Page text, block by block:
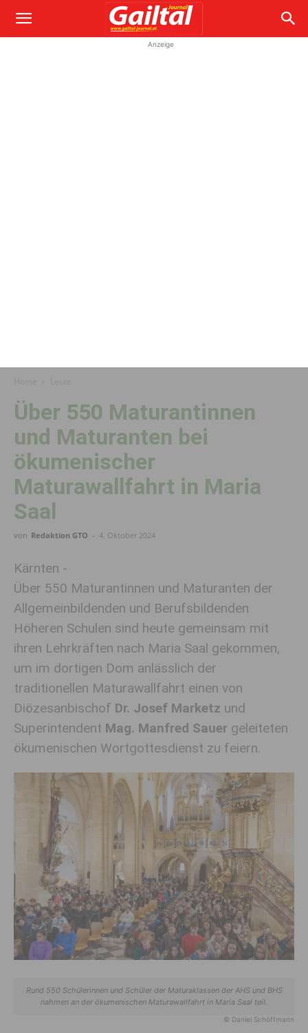
Anzeige
Über 550 Maturantinnen
und Maturanten bei
ökumenischer
Maturawallfahrt in Maria
Saal
von Redaktion GTO - 4. Oktober 2024
Kärnten -
Über 550 Maturantinnen und Maturanten der
Allgemeinbildenden und Berufsbildenden
Höheren Schulen sind heute gemeinsam mit
ihren Lehrkräften nach Maria Saal gekommen,
um im dortigen Dom anlässlich der
traditionellen Maturawallfahrt einen von
Diözesanbischof Dr. Josef Marketz und
Superintendent Mag. Manfred Sauer geleiteten
ökumenischen Wortgottesdienst zu feiern.
Rund 550 Schülerinnen und Schüler der Maturaklassen der AHS und BHS
nahmen an der ökumenischen Maturawallfahrt in Maria Saal teil.
© Daniel Schöffmann